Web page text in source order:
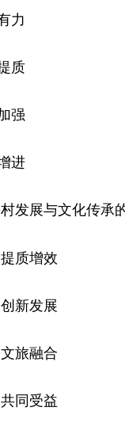
力
质
强
进
展与文化传承
质增效
新发展
旅融合
同受益